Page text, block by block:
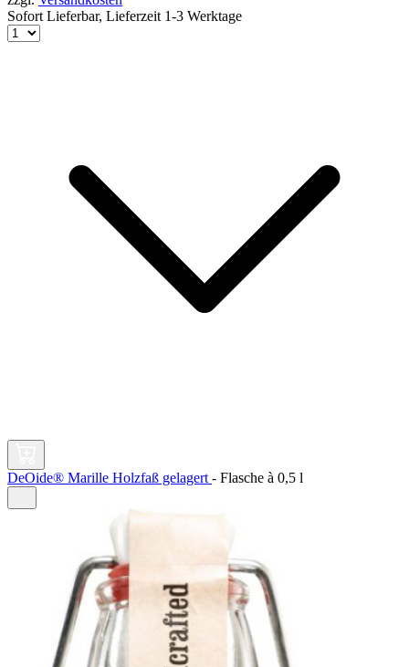
Sofort Lieferbar, Lieferzeit 1-3 Werktage
DeOide® Marille Holzfaß gelagert - Flasche à 0,5 l